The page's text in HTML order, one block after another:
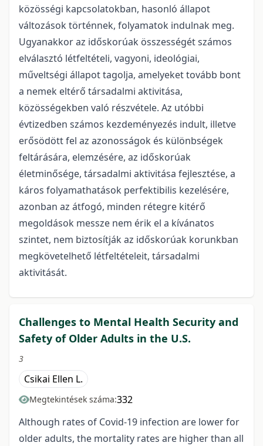
közösségi kapcsolatokban, hasonló állapot
változások történnek, folyamatok indulnak meg.
Ugyanakkor az időskorúak összességét számos
elválasztó létfeltételi, vagyoni, ideológiai,
műveltségi állapot tagolja, amelyeket tovább bont
a nemek eltérő társadalmi aktivitása,
közösségekben való részvétele. Az utóbbi
évtizedben számos kezdeményezés indult, illetve
erősödött fel az azonosságok és különbségek
feltárására, elemzésére, az időskorúak
életminősége, társadalmi aktivitása fejlesztése, a
káros folyamathatások perfektibilis kezelésére,
azonban az átfogó, minden rétegre kitérő
megoldások messze nem érik el a kívánatos
szintet, nem biztosítják az időskorúak korunkban
megkövetelhető létfeltételeit, társadalmi
aktivitását.
Challenges to Mental Health Security and
Safety of Older Adults in the U.S.
3
Csikai Ellen L.
Megtekintések száma:332
Although rates of Covid-19 infection are lower for
older adults, the mortality rates are higher than all